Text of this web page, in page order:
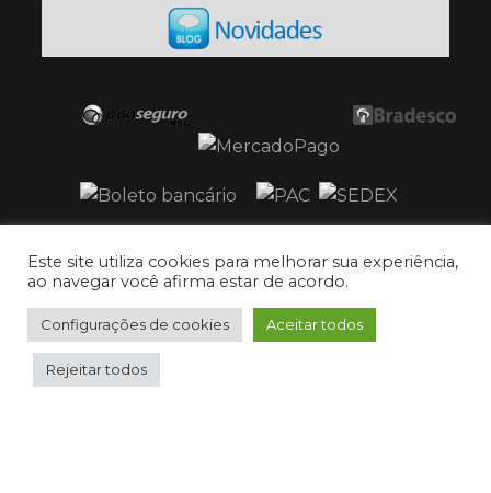
Copyright © 2017 Curtume São Marcos
Este site utiliza cookies para melhorar sua experiência,
ao navegar você afirma estar de acordo.
Configurações de cookies Aceitar todos
Rejeitar todos